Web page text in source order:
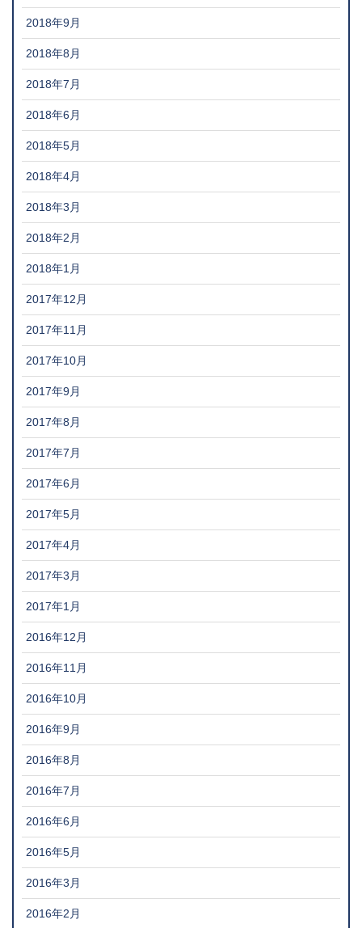
2018年9月
2018年8月
2018年7月
2018年6月
2018年5月
2018年4月
2018年3月
2018年2月
2018年1月
2017年12月
2017年11月
2017年10月
2017年9月
2017年8月
2017年7月
2017年6月
2017年5月
2017年4月
2017年3月
2017年1月
2016年12月
2016年11月
2016年10月
2016年9月
2016年8月
2016年7月
2016年6月
2016年5月
2016年3月
2016年2月